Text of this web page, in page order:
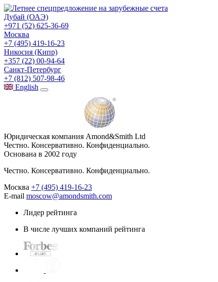
Дубай (ОАЭ)
+971 (52) 625-36-69
Москва
+7 (495) 419-16-23
Никосия (Кипр)
+357 (22) 00-94-64
Санкт-Петербург
+7 (812) 507-98-46
English
Юридическая компания Amond&Smith Ltd
Честно. Консервативно. Конфиденциально.
Основана в 2002 году
Честно. Консервативно. Конфиденциально.
Москва +7 (495) 419-16-23
E-mail moscow@amondsmith.com
Лидер рейтинга
В числе лучших компаний рейтинга